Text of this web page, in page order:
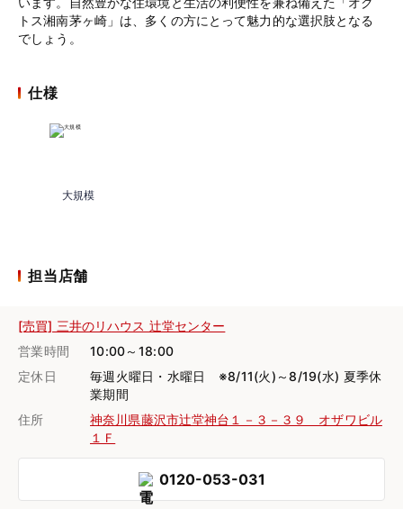
トス湘南茅ヶ崎」は、多くの方にとって魅力的な選択肢となる
でしょう。
仕様
大規模
担当店舗
[売買] 三井のリハウス 辻堂センター
営業時間
10:00～18:00
定休日
毎週火曜日・水曜日 ※8/11(火)～8/19(水) 夏季休
業期間
住所
神奈川県藤沢市辻堂神台１－３－３９ オザワビル
１Ｆ
0120-053-031